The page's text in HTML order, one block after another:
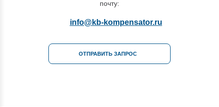
почту:
info@kb-kompensator.ru
ОТПРАВИТЬ ЗАПРОС